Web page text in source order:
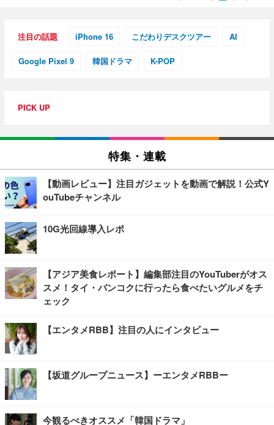
注目の話題 iPhone 16 こだわりデスクツアー AI
Google Pixel 9 韓国ドラマ K-POP
PICK UP
特集・連載
【動画レビュー】注目ガジェットを動画で解説！公式Y
ouTubeチャンネル
10G光回線導入レポ
【アジア美食レポート】編集部注目のYouTuberがオス
スメ！タイ・バンコクに行ったら食べたいグルメをチ
ェック
【エンタメRBB】注目の人にインタビュー
【坂道グループニュース】ーエンタメRBBー
今観るべきオススメ「韓国ドラマ」